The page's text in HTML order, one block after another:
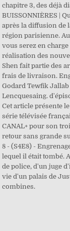
chapitre 3, des déjà
BUISSONNIÈRES |
après la diffusion de
région parisienne.
vous serez en
réalisation des
Shen fait partie des
frais de livraison.
Godard Tewfik
Lencquesaing.
Cet article présente
série télévisée
CANAL+ pour son
retour sans grande
8 - (S4E8) -
lequel il était tombé.
de police, d'un juge
vie d'un palais de
combines.